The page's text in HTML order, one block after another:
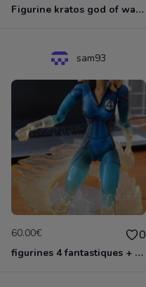
Figurine kratos god of war de Neca
sam93
60.00€ 0
figurines 4 fantastiques + dr fatalis toysbiz